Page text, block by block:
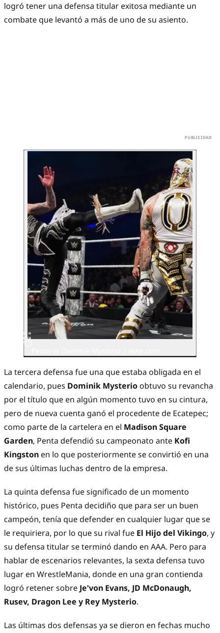
logró tener una defensa titular exitosa mediante un
combate que levantó a más de uno de su asiento.
La tercera defensa fue una que estaba obligada en el
calendario, pues Dominik Mysterio obtuvo su revancha
por el título que en algún momento tuvo en su cintura,
pero de nueva cuenta ganó el procedente de Ecatepec;
como parte de la cartelera en el Madison Square
Garden, Penta defendió su campeonato ante Kofi
Kingston en lo que posteriormente se convirtió en una
de sus últimas luchas dentro de la empresa.
La quinta defensa fue significado de un momento
histórico, pues Penta decidiño que para ser un buen
campeón, tenía que defender en cualquier lugar que se
le requiriera, por lo que su rival fue El Hijo del Vikingo, y
su defensa titular se terminó dando en AAA. Pero para
hablar de escenarios relevantes, la sexta defensa tuvo
lugar en WrestleMania, donde en una gran contienda
logró retener sobre Je'von Evans, JD McDonaugh,
Rusev, Dragon Lee y Rey Mysterio.
Las últimas dos defensas ya se dieron en fechas mucho